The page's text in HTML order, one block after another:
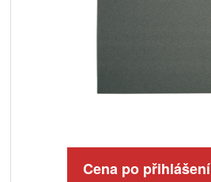
Cena po přihlášení